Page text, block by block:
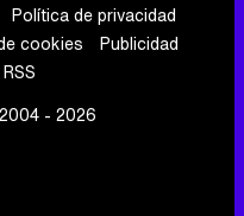
Política de privacidad
cookies
Publicidad
RSS
- 2026